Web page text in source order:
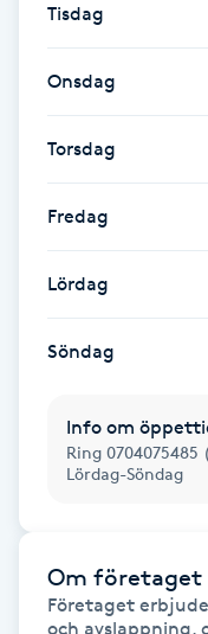
Fransk manikyr
Fransrengöring
Frekvensterapi
Friskvård
Friskvårdsmassage
Funktionsanalys
Färgning
Föning
Tisdag
Onsdag
Torsdag
Fredag
Lördag
Söndag
Info om
Ring
Lördag-Söndag
Om företaget
Företaget
och avslappning,